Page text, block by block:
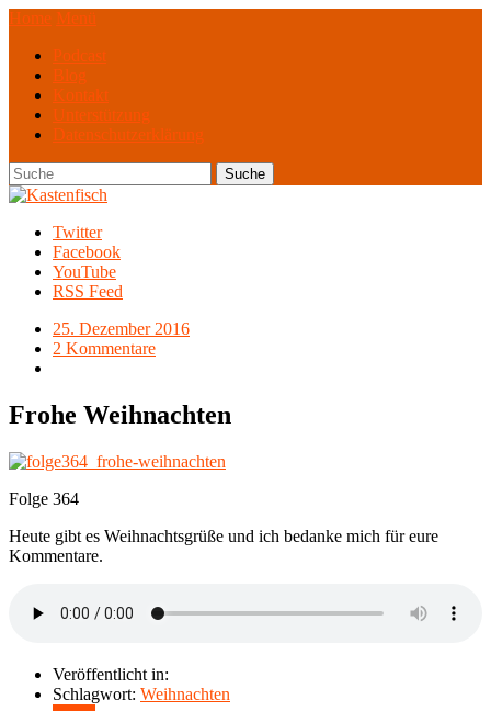
Home Menü
Podcast
Blog
Kontakt
Unterstützung
Datenschutzerklärung
Twitter
Facebook
YouTube
RSS Feed
25. Dezember 2016
2 Kommentare
Frohe Weihnachten
Folge 364
Heute gibt es Weihnachtsgrüße und ich bedanke mich für eure
Kommentare.
Veröffentlicht in:
Schlagwort: Weihnachten